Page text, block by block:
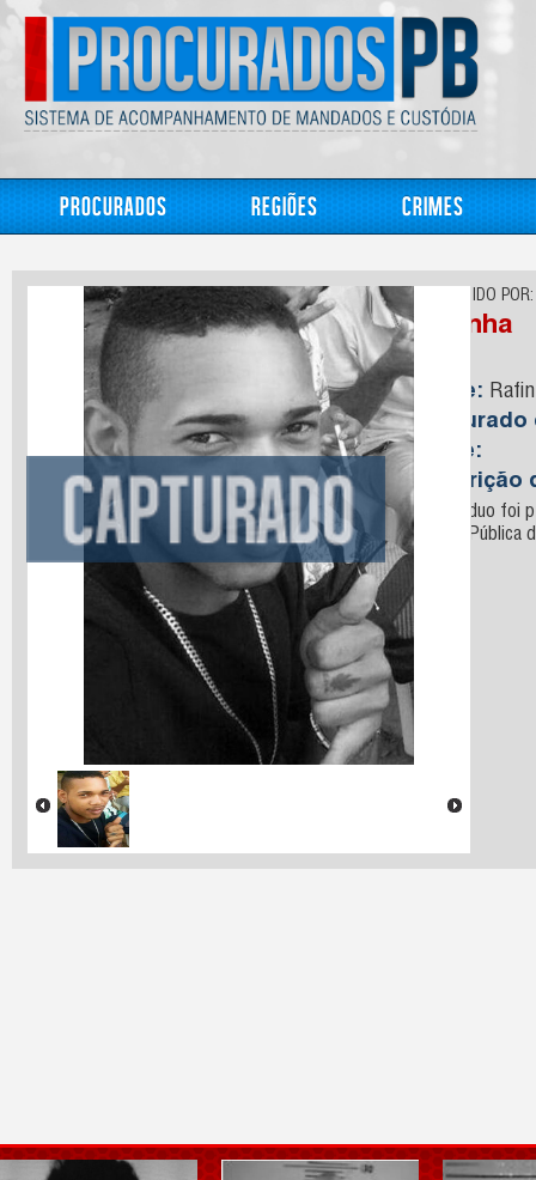
Procurados Regiões Crimes
CONHECIDO POR:
Rafinha
Nome:
Idade:
Descrição
O indivíduo foi
Cadeia Pública